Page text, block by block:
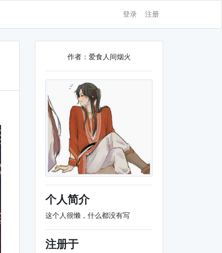
登录 注册
作者：爱食人间烟火
个人简介
这个人很懒，什么都没有写
注册于